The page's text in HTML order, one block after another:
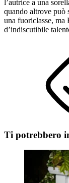
l’autrice a una
quando altrove può
una fuoriclasse,
d’indiscutibile
Ti potrebbero